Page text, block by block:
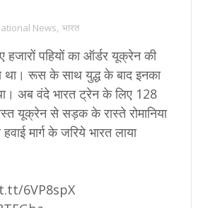
News, भारत
हजारों पहियों का ऑर्डर यूक्रेन की
था। रूस के साथ युद्ध के बाद इनका
अब वंदे भारत ट्रेन के लिए 128
यूक्रेन से सड़क के रास्ते रोमानिया
मार्ग के जरिये भारत लाया
6VP8spX